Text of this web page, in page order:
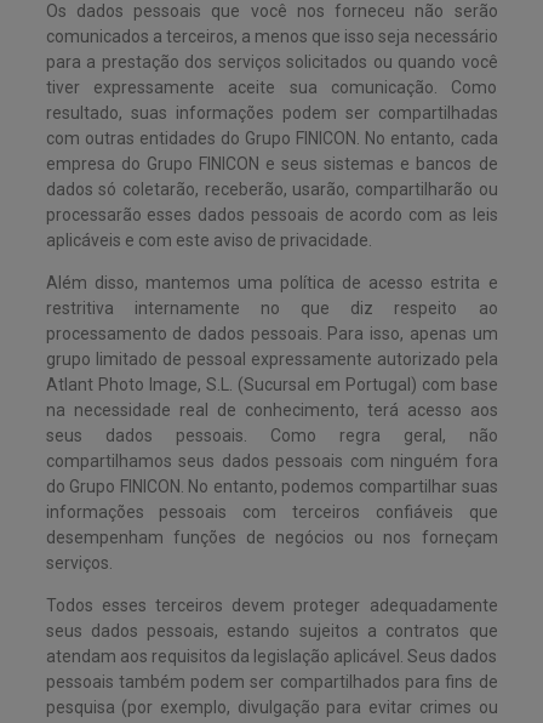
Os dados pessoais que você nos forneceu não serão
comunicados a terceiros, a menos que isso seja necessário
para a prestação dos serviços solicitados ou quando você
tiver expressamente aceite sua comunicação. Como
resultado, suas informações podem ser compartilhadas
com outras entidades do Grupo FINICON. No entanto, cada
empresa do Grupo FINICON e seus sistemas e bancos de
dados só coletarão, receberão, usarão, compartilharão ou
processarão esses dados pessoais de acordo com as leis
aplicáveis e com este aviso de privacidade.
Além disso, mantemos uma política de acesso estrita e
restritiva internamente no que diz respeito ao
processamento de dados pessoais. Para isso, apenas um
grupo limitado de pessoal expressamente autorizado pela
Atlant Photo Image, S.L. (Sucursal em Portugal) com base
na necessidade real de conhecimento, terá acesso aos
seus dados pessoais. Como regra geral, não
compartilhamos seus dados pessoais com ninguém fora
do Grupo FINICON. No entanto, podemos compartilhar suas
informações pessoais com terceiros confiáveis que
desempenham funções de negócios ou nos forneçam
serviços.
Todos esses terceiros devem proteger adequadamente
seus dados pessoais, estando sujeitos a contratos que
atendam aos requisitos da legislação aplicável. Seus dados
pessoais também podem ser compartilhados para fins de
pesquisa (por exemplo, divulgação para evitar crimes ou